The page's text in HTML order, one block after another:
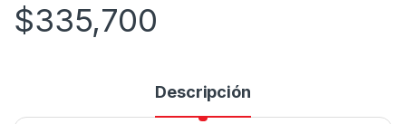
$335,700
Descripción